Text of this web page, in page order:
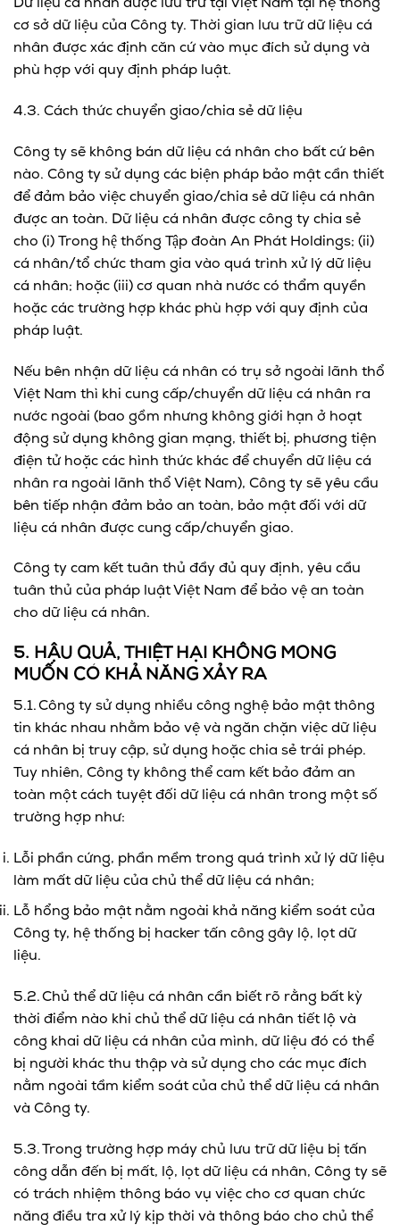
Dữ liệu cá nhân được lưu trữ tại Việt Nam tại hệ thống
cơ sở dữ liệu của Công ty. Thời gian lưu trữ dữ liệu cá
nhân được xác định căn cứ vào mục đích sử dụng và
phù hợp với quy định pháp luật.
4.3. Cách thức chuyển giao/chia sẻ dữ liệu
Công ty sẽ không bán dữ liệu cá nhân cho bất cứ bên
nào. Công ty sử dụng các biện pháp bảo mật cần thiết
để đảm bảo việc chuyển giao/chia sẻ dữ liệu cá nhân
được an toàn. Dữ liệu cá nhân được công ty chia sẻ
cho (i) Trong hệ thống Tập đoàn An Phát Holdings; (ii)
cá nhân/tổ chức tham gia vào quá trình xử lý dữ liệu
cá nhân; hoặc (iii) cơ quan nhà nước có thẩm quyền
hoặc các trường hợp khác phù hợp với quy định của
pháp luật.
Nếu bên nhận dữ liệu cá nhân có trụ sở ngoài lãnh thổ
Việt Nam thì khi cung cấp/chuyển dữ liệu cá nhân ra
nước ngoài (bao gồm nhưng không giới hạn ở hoạt
động sử dụng không gian mạng, thiết bị, phương tiện
điện tử hoặc các hình thức khác để chuyển dữ liệu cá
nhân ra ngoài lãnh thổ Việt Nam), Công ty sẽ yêu cầu
bên tiếp nhận đảm bảo an toàn, bảo mật đối với dữ
liệu cá nhân được cung cấp/chuyển giao.
Công ty cam kết tuân thủ đầy đủ quy định, yêu cầu
tuân thủ của pháp luật Việt Nam để bảo vệ an toàn
cho dữ liệu cá nhân.
5. HẬU QUẢ, THIỆT HẠI KHÔNG MONG
MUỐN CÓ KHẢ NĂNG XẢY RA
5.1. Công ty sử dụng nhiều công nghệ bảo mật thông
tin khác nhau nhằm bảo vệ và ngăn chặn việc dữ liệu
cá nhân bị truy cập, sử dụng hoặc chia sẻ trái phép.
Tuy nhiên, Công ty không thể cam kết bảo đảm an
toàn một cách tuyệt đối dữ liệu cá nhân trong một số
trường hợp như:
Lỗi phần cứng, phần mềm trong quá trình xử lý dữ liệu
làm mất dữ liệu của chủ thể dữ liệu cá nhân;
Lỗ hổng bảo mật nằm ngoài khả năng kiểm soát của
Công ty, hệ thống bị hacker tấn công gây lộ, lọt dữ
liệu.
5.2. Chủ thể dữ liệu cá nhân cần biết rõ rằng bất kỳ
thời điểm nào khi chủ thể dữ liệu cá nhân tiết lộ và
công khai dữ liệu cá nhân của mình, dữ liệu đó có thể
bị người khác thu thập và sử dụng cho các mục đích
nằm ngoài tầm kiểm soát của chủ thể dữ liệu cá nhân
và Công ty.
5.3. Trong trường hợp máy chủ lưu trữ dữ liệu bị tấn
công dẫn đến bị mất, lộ, lọt dữ liệu cá nhân, Công ty sẽ
có trách nhiệm thông báo vụ việc cho cơ quan chức
năng điều tra xử lý kịp thời và thông báo cho chủ thể